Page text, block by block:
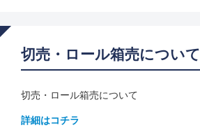
切売・ロール箱売について
切売・ロール箱売について
詳細はコチラ